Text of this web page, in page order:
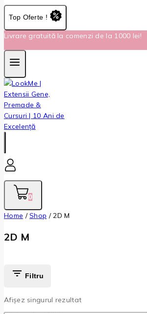
Top Oferte !
Livrare gratuită la comenzi de la 1000 lei!
0
Home / Shop / 2D M
2D M
Filtru
Afișez singurul rezultat